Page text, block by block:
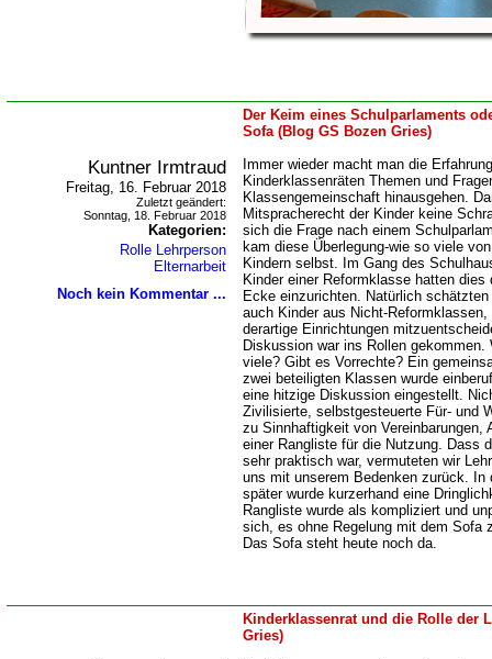
Der Keim eines Schulparlaments
Sofa (Blog GS Bozen Gries)
Kuntner Irmtraud
Freitag, 16. Februar 2018
Zuletzt geändert:
Sonntag, 18. Februar 2018
Kategorien:
Rolle Lehrperson
Elternarbeit
Noch kein Kommentar ...
Immer wieder macht man die
Kinderklassenräten Themen und
Klassengemeinschaft hinausgehen.
Mitspracherecht der Kinder keine
sich die Frage nach einem
kam diese Überlegung-wie so viele
Kindern selbst. Im Gang des
Kinder einer Reformklasse hatten
Ecke einzurichten. Natürlich
auch Kinder aus Nicht-
derartige Einrichtungen
Diskussion war ins Rollen
viele? Gibt es Vorrechte? Ein
zwei beteiligten Klassen wurde
eine hitzige Diskussion eingestellt.
Zivilisierte, selbstgesteuerte Für- und
zu Sinnhaftigkeit von Vereinbarungen,
einer Rangliste für die Nutzung. Dass
sehr praktisch war, vermuteten wir
uns mit unserem Bedenken zurück. In
später wurde kurzerhand eine
Rangliste wurde als kompliziert und
sich, es ohne Regelung mit dem Sofa
Das Sofa steht heute noch da.
Kinderklassenrat und die Rolle der
Gries)